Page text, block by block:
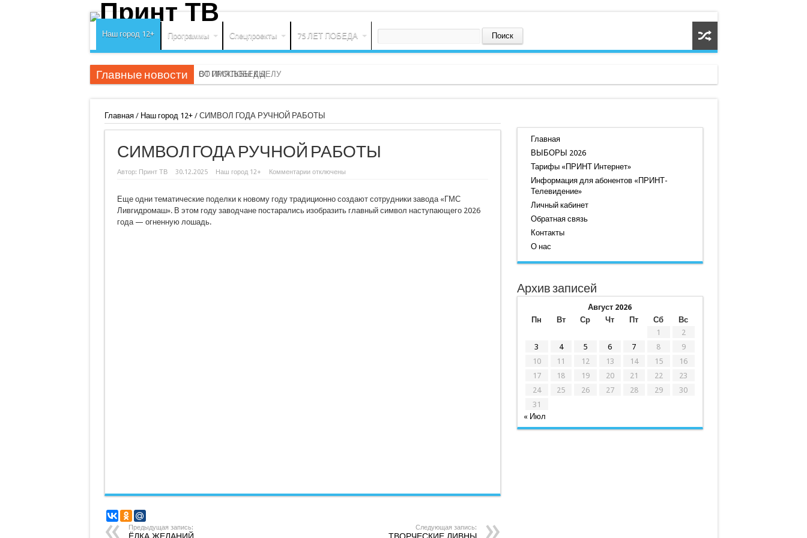
Наш город 12+ Программы Спецпроекты 75 ЛЕТ ПОБЕДА
Главные новости ВО ИМЯ ПОБЕДЫ
ОТ ПРОСЬБЫ К ДЕЛУ
Главная/ Наш город 12+/ СИМВОЛ ГОДА РУЧНОЙ РАБОТЫ
СИМВОЛ ГОДА РУЧНОЙ РАБОТЫ
Автор: Принт ТВ 30.12.2025 Наш город 12+ Комментариик
РУЧНОЙ
РАБОТЫ
отключены
Еще одни тематические поделки к новому году традиционно создают сотрудники завода «ГМС
Ливгидромаш». В этом году заводчане постарались изобразить главный символ наступающего 2026
года — огненную лошадь.
Предыдущая запись: Следующая запись:
Главная
ВЫБОРЫ 2026
Тарифы «ПРИНТ Интернет»
Информация для абонентов «ПРИНТ-
Телевидение»
Личный кабинет
Обратная связь
Контакты
О нас
Архив записей
Август 2026
Пн
Вт Ср Чт Пт Сб
Вс
1
2
3
4 5 6 7 8
9
10
11 12 13 14 15
16
17
18 19 20 21 22
23
24
25 26 27 28 29
30
31
« Июл